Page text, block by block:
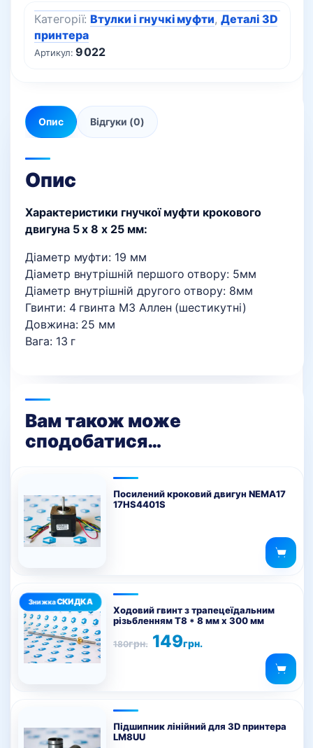
кількість
Артикул:9022
Категорії:Втулки і гнучкі муфти, Деталі 3D
принтера
Опис Відгуки (0)
Опис
Характеристики гнучкої муфти крокового
двигуна 5 x 8 x 25 мм:
Діаметр муфти: 19 мм
Діаметр внутрішній першого отвору: 5мм
Діаметр внутрішній другого отвору: 8мм
Гвинти: 4 гвинта М3 Аллен (шестикутні)
Довжина: 25 мм
Вага: 13 г
Вам також може
сподобатися…
Посилений кроковий двигун NEMA17
17HS4401S
Ходовий гвинт з трапецеїдальним
різьбленням T8 * 8 мм х 300 мм
180грн.
Оригінальна
ціна:
149грн.
Поточна
ціна:
Підшипник лінійний для 3D принтера
LM8UU